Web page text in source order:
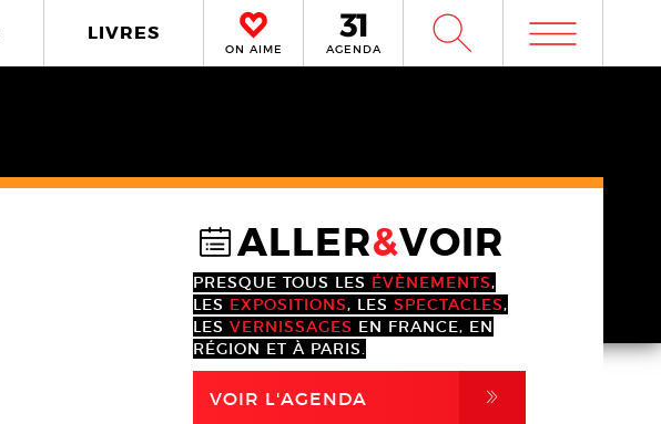
LIVRES
ON AIME AGENDA W m
@ALLER&VOIR
PRESQUE TOUS LES ÉVÈNEMENTS,
LES EXPOSITIONS, LES SPECTACLES,
LES VERNISSAGES EN FRANCE, EN
RÉGION ET À PARIS.
VOIR L'AGENDA ,